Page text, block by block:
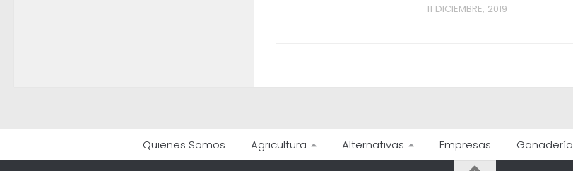
11 DICIEMBRE, 2019
Quienes Somos Agricultura Alternativas Empresas Ganadería